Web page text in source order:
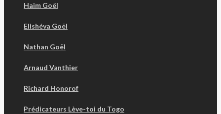
Haïm Goël
Elishéva Goël
Nathan Goël
Arnaud Vanthier
Richard Honorof
Prédicateurs Lève-toi du Togo